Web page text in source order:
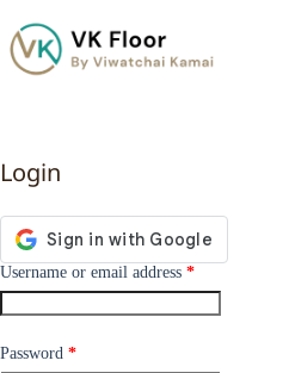
Login
Username or email address *
Password *